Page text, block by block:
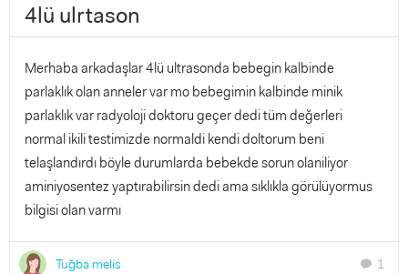
4lü ulrtason
Merhaba arkadaşlar 4lü ultrasonda bebegin kalbinde
parlaklık olan anneler var mo bebegimin kalbinde minik
parlaklık var radyoloji doktoru geçer dedi tüm değerleri
normal ikili testimizde normaldi kendi doltorum beni
telaşlandırdı böyle durumlarda bebekde sorun olaniliyor
aminiyosentez yaptırabilirsin dedi ama sıklıkla görülüyormus
bilgisi olan varmı
Tuğba melis chat 1